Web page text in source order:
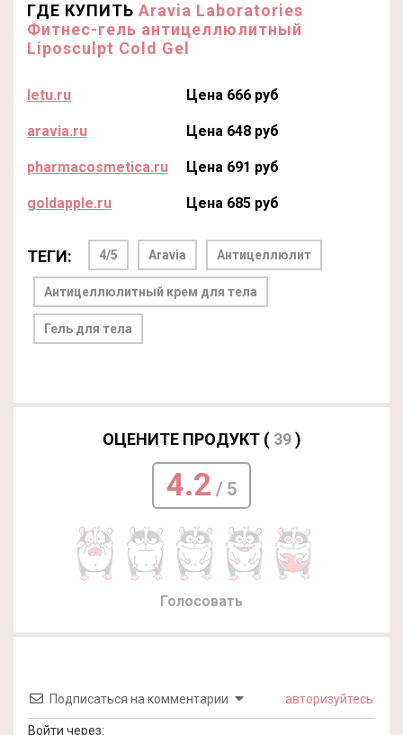
ГДЕ КУПИТЬ Aravia Laboratories
Фитнес-гель антицеллюлитный
Liposculpt Cold Gel
letu.ru Цена 666 руб
aravia.ru Цена 648 руб
pharmacosmetica.ru Цена 691 руб
goldapple.ru Цена 685 руб
ТЕГИ: 4/5 Aravia Антицеллюлит
Антицеллюлитный крем для тела
Гель для тела
ОЦЕНИТЕ ПРОДУКТ ( 39)
4.2 / 5
Голосовать
Подписаться на комментарии авторизуйтесь
Войти через: